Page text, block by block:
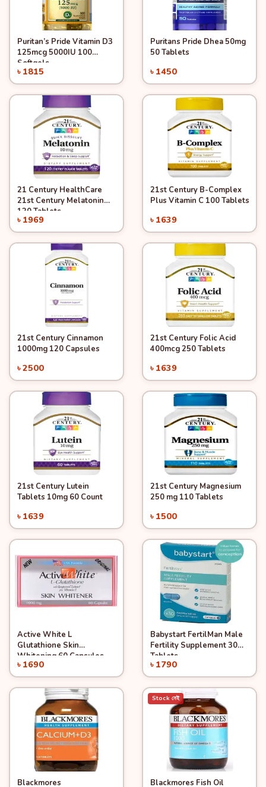
Quick ViewAdd to Cart
Puritan’s Pride Vitamin D3
125mcg 5000IU 100
Softgels
৳ 1815
Quick ViewAdd to Cart
Puritans Pride Dhea 50mg
50 Tablets
৳ 1450
Quick ViewAdd to Cart
21 Century HealthCare
21st Century Melatonin
120 Tablets
৳ 1969
Quick ViewAdd to Cart
21st Century B-Complex
Plus Vitamin C 100 Tablets
৳ 1639
Quick ViewAdd to Cart
21st Century Cinnamon
1000mg 120 Capsules
৳ 2500
Quick ViewAdd to Cart
21st Century Folic Acid
400mcg 250 Tablets
৳ 1639
Quick ViewAdd to Cart
21st Century Lutein
Tablets 10mg 60 Count
৳ 1639
Quick ViewAdd to Cart
21st Century Magnesium
250 mg 110 Tablets
৳ 1500
Quick ViewAdd to Cart
Active White L
Glutathione Skin
Whitening 60 Capsules
৳ 1690
Quick ViewAdd to Cart
Babystart FertilMan Male
Fertility Supplement 30
Tablets
৳ 1790
Quick View
Blackmores
Stock নেই
Quick View
Blackmores Fish Oil